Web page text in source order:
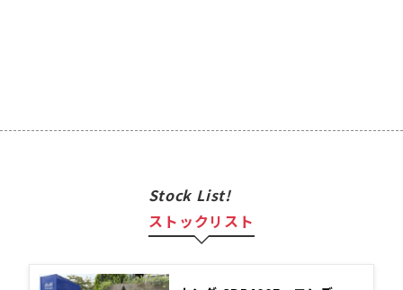
Stock List!
ストックリスト